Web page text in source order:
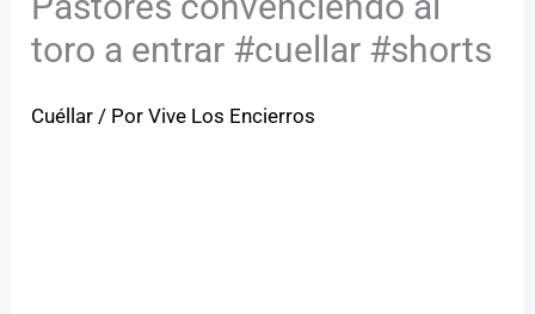
toro a entrar #cuellar #shorts
Cuéllar / PorVive Los Encierros